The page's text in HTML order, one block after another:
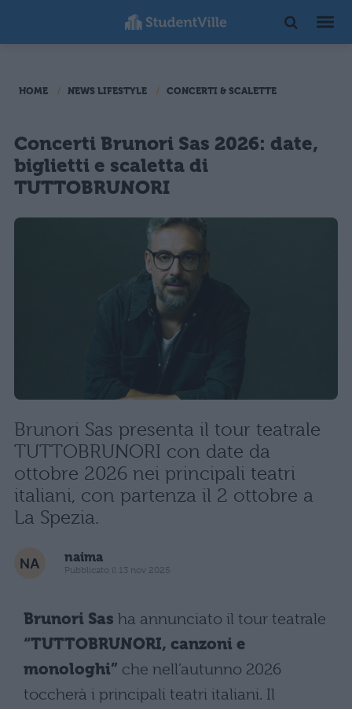
HOME NEWS LIFESTYLE CONCERTI & SCALETTE
Concerti Brunori Sas 2026: date,
biglietti e scaletta di
TUTTOBRUNORI
Brunori Sas presenta il tour teatrale
TUTTOBRUNORI con date da
ottobre 2026 nei principali teatri
italiani, con partenza il 2 ottobre a
La Spezia.
naima
Pubblicato il 13 nov 2025
Brunori Sas ha annunciato il tour teatrale
“TUTTOBRUNORI, canzoni e
monologhi” che nell’autunno 2026
toccherà i principali teatri italiani. Il